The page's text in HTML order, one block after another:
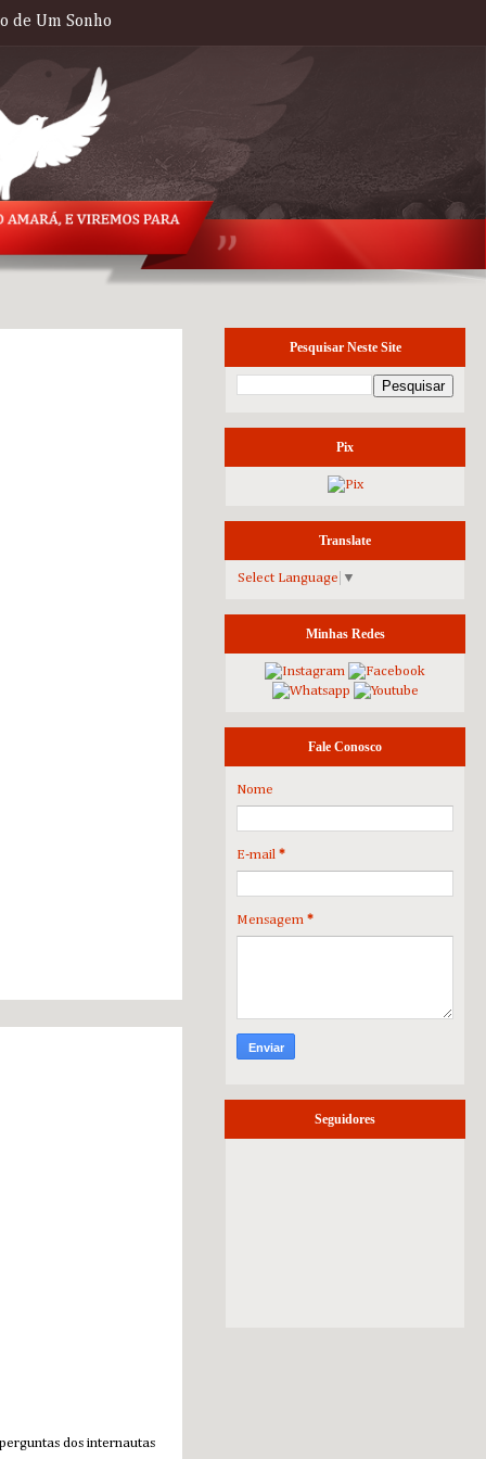
de Um Sonho
dos internautas
Pesquisar Neste Site
Pix
Translate
Select Language ▼
Minhas Redes
Fale Conosco
Nome
E-mail *
Mensagem *
Seguidores